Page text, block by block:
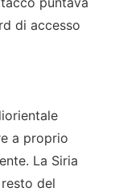
di accesso
a proprio
La Siria
del